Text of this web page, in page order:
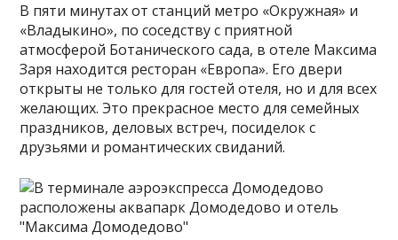
В пяти минутах от станций метро «Окружная» и
«Владыкино», по соседству с приятной
атмосферой Ботанического сада, в отеле Максима
Заря находится ресторан «Европа». Его двери
открыты не только для гостей отеля, но и для всех
желающих. Это прекрасное место для семейных
праздников, деловых встреч, посиделок с
друзьями и романтических свиданий.